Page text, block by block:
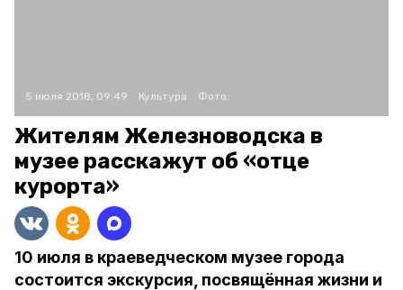
5 июля 2018, 09:49 Культура Фото:
Жителям Железноводска в
музее расскажут об «отце
курорта»
10 июля в краеведческом музее города
состоится экскурсия, посвящённая жизни и